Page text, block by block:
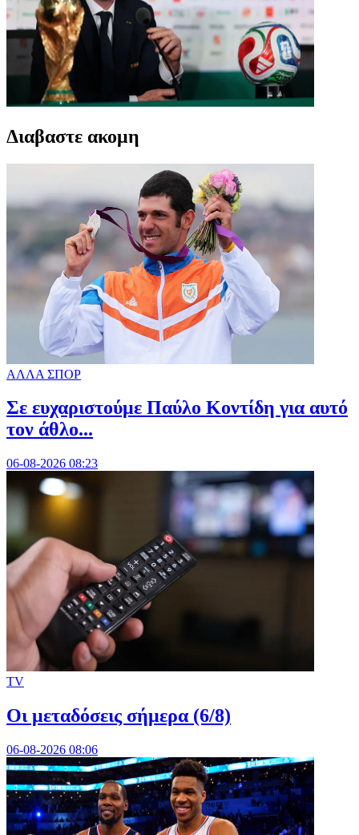
Διαβαστε ακομη
ΑΛΛΑ ΣΠΟΡ
Σε ευχαριστούμε Παύλο Κοντίδη για αυτό
τον άθλο...
06-08-2026 08:23
TV
Οι μεταδόσεις σήμερα (6/8)
06-08-2026 08:06